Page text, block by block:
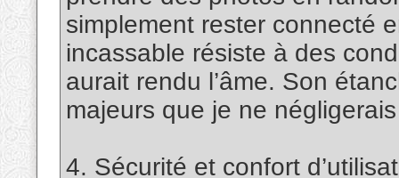
simplement rester connecté
incassable résiste à des
aurait rendu l’âme. Son
majeurs que je ne
4. Sécurité et confort